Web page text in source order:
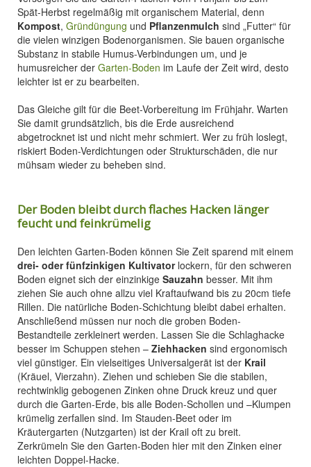
Spät-Herbst regelmäßig mit organischem Material, denn
Kompost, Gründüngung und Pflanzenmulch sind „Futter“ für
die vielen winzigen Bodenorganismen. Sie bauen organische
Substanz in stabile Humus-Verbindungen um, und je
humusreicher der Garten-Boden im Laufe der Zeit wird, desto
leichter ist er zu bearbeiten.
Das Gleiche gilt für die Beet-Vorbereitung im Frühjahr. Warten
Sie damit grundsätzlich, bis die Erde ausreichend
abgetrocknet ist und nicht mehr schmiert. Wer zu früh loslegt,
riskiert Boden-Verdichtungen oder Strukturschäden, die nur
mühsam wieder zu beheben sind.
Der Boden bleibt durch flaches Hacken länger
feucht und feinkrümelig
Den leichten Garten-Boden können Sie Zeit sparend mit einem
drei- oder fünfzinkigen Kultivatorlockern, für den schweren
Boden eignet sich der einzinkige Sauzahn besser. Mit ihm
ziehen Sie auch ohne allzu viel Kraftaufwand bis zu 20cm tiefe
Rillen. Die natürliche Boden-Schichtung bleibt dabei erhalten.
Anschließend müssen nur noch die groben Boden-
Bestandteile zerkleinert werden. Lassen Sie die Schlaghacke
besser im Schuppen stehen – Ziehhacken sind ergonomisch
viel günstiger. Ein vielseitiges Universalgerät ist der Krail
(Kräuel, Vierzahn). Ziehen und schieben Sie die stabilen,
rechtwinklig gebogenen Zinken ohne Druck kreuz und quer
durch die Garten-Erde, bis alle Boden-Schollen und –Klumpen
krümelig zerfallen sind. Im Stauden-Beet oder im
Kräutergarten (Nutzgarten) ist der Krail oft zu breit.
Zerkrümeln Sie den Garten-Boden hier mit den Zinken einer
leichten Doppel-Hacke.